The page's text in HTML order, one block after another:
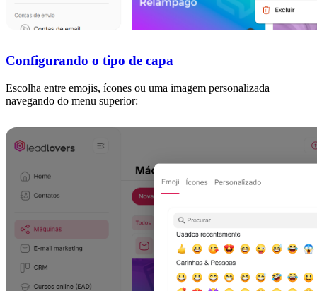
Configurando o tipo de capa
Escolha entre emojis, ícones ou uma imagem personalizada
navegando do menu superior: